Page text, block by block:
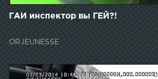
ГАИ инспектор вы ГЕЙ?!
ORJEUNESSE